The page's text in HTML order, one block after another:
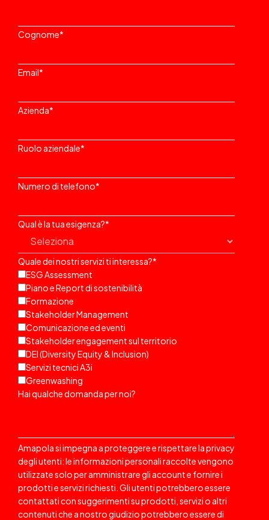
Cognome*
Email*
Azienda*
Ruolo aziendale*
Numero di telefono*
Qual è la tua esigenza?*
Quale dei nostri servizi ti interessa?*
ESG Assessment
Piano e Report di sostenibilità
Formazione
Stakeholder Management
Comunicazione ed eventi
Stakeholder engagement sul territorio
DEI (Diversity Equity & Inclusion)
Servizi tecnici A3i
Greenwashing
Hai qualche domanda per noi?
Amapola si impegna a proteggere e rispettare la privacy
degli utenti: le informazioni personali raccolte vengono
utilizzate solo per amministrare gli account e fornire i
prodotti e servizi richiesti. Gli utenti potrebbero essere
contattaticon suggerimenti su prodotti, servizi o altri
contenuti che a nostro giudizio potrebbero essere di